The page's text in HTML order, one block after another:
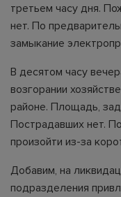
третьем часу дня.
нет. По
замыкание
В десятом часу
возгорании
районе. Площадь,
Пострадавших нет.
произойти из-за
Добавим, на
подразделения